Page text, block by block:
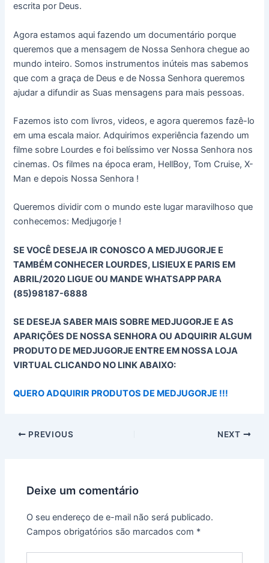
escrita por Deus.
Agora estamos aqui fazendo um documentário porque
queremos que a mensagem de Nossa Senhora chegue ao
mundo inteiro. Somos instrumentos inúteis mas sabemos
que com a graça de Deus e de Nossa Senhora queremos
ajudar a difundir as Suas mensagens para mais pessoas.
Fazemos isto com livros, videos, e agora queremos fazê-lo
em uma escala maior. Adquirimos experiência fazendo um
filme sobre Lourdes e foi belíssimo ver Nossa Senhora nos
cinemas. Os filmes na época eram, HellBoy, Tom Cruise, X-
Man e depois Nossa Senhora !
Queremos dividir com o mundo este lugar maravilhoso que
conhecemos: Medjugorje !
SE VOCÊ DESEJA IR CONOSCO A MEDJUGORJE E
TAMBÉM CONHECER LOURDES, LISIEUX E PARIS EM
ABRIL/2020 LIGUE OU MANDE WHATSAPP PARA
(85)98187-6888
SE DESEJA SABER MAIS SOBRE MEDJUGORJE E AS
APARIÇÕES DE NOSSA SENHORA OU ADQUIRIR ALGUM
PRODUTO DE MEDJUGORJE ENTRE EM NOSSA LOJA
VIRTUAL CLICANDO NO LINK ABAIXO:
QUERO ADQUIRIR PRODUTOS DE MEDJUGORJE !!!
PREVIOUS NEXT
Deixe um comentário
O seu endereço de e-mail não será publicado.
Campos obrigatórios são marcados com *